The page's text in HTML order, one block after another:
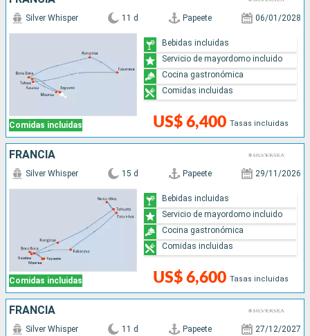
Comidas incluidas
Silver Whisper 11 d Papeete 06/01/2028
US$ 6,400 Tasas incluidas
Bebidas incluidas
Servicio de mayordomo incluido
Cocina gastronómica
Comidas incluidas
FRANCIA
Comidas incluidas
Silver Whisper 15 d Papeete 29/11/2026
US$ 6,600 Tasas incluidas
Bebidas incluidas
Servicio de mayordomo incluido
Cocina gastronómica
Comidas incluidas
FRANCIA
Silver Whisper 11 d Papeete 27/12/2027